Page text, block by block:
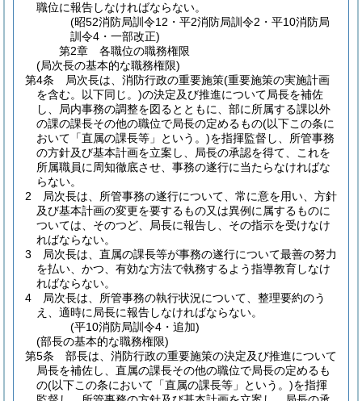
職位に報告しなければならない。
(昭52消防局訓令12・平2消防局訓令2・平10消防局
訓令4・一部改正)
第2章
各職位の職務権限
(局次長の基本的な職務権限)
第4条
局次長は、消防行政の重要施策(重要施策の実施計画
を含む。以下同じ。)の決定及び推進について局長を補佐
し、局内事務の調整を図るとともに、部に所属する課以外
の課の課長その他の職位で局長の定めるもの(以下この条に
おいて「直属の課長等」という。)を指揮監督し、所管事務
の方針及び基本計画を立案し、局長の承認を得て、これを
所属職員に周知徹底させ、事務の遂行に当たらなければな
らない。
2
局次長は、所管事務の遂行について、常に意を用い、方針
及び基本計画の変更を要するもの又は異例に属するものに
ついては、そのつど、局長に報告し、その指示を受けなけ
ればならない。
3
局次長は、直属の課長等が事務の遂行について最善の努力
を払い、かつ、有効な方法で執務するよう指導教育しなけ
ればならない。
4
局次長は、所管事務の執行状況について、整理要約のう
え、適時に局長に報告しなければならない。
(平10消防局訓令4・追加)
(部長の基本的な職務権限)
第5条
部長は、消防行政の重要施策の決定及び推進について
局長を補佐し、直属の課長その他の職位で局長の定めるも
の(以下この条において「直属の課長等」という。)を指揮